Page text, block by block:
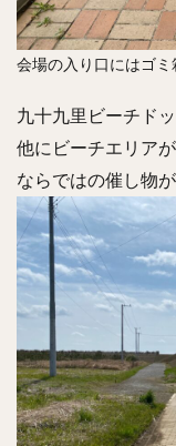
会場の入り口にはゴミ
九十九里ビーチド
他にビーチエリア
ならではの催し物